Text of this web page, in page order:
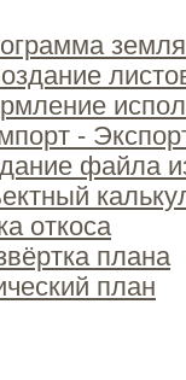
-
файла
откоса
плана
план